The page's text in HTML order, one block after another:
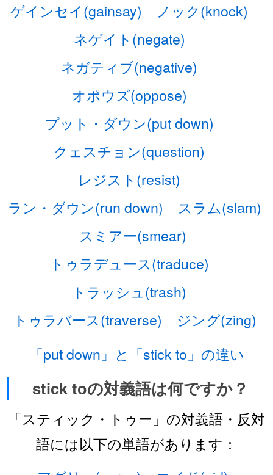
ゲインセイ(gainsay)
ノック(knock)
ネゲイト(negate)
ネガティブ(negative)
オポウズ(oppose)
プット・ダウン(put down)
クェスチョン(question)
レジスト(resist)
ラン・ダウン(run down)
スラム(slam)
スミアー(smear)
トゥラデュース(traduce)
トラッシュ(trash)
トゥラバース(traverse)
ジング(zing)
「put down」と「stick to」の違い
stick toの対義語は何ですか？
「スティック・トゥー」の対義語・反対
語には以下の単語があります：